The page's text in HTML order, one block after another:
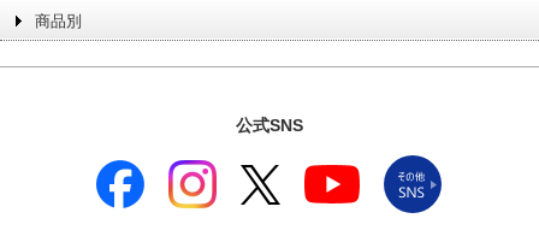
商品別
公式SNS